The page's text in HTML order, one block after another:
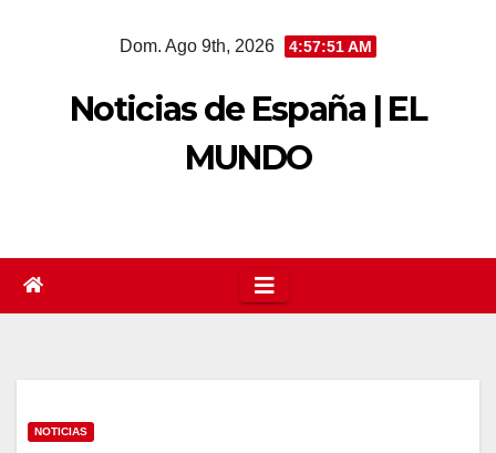
Dom. Ago 9th, 2026 4:57:51 AM
Noticias de España | EL
MUNDO
NOTICIAS